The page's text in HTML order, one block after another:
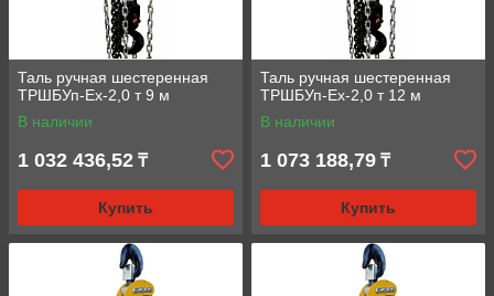
Таль ручная шестеренная
ТРШБУп-Ех-2,0 т 9 м
В наличии
1 032 436,52 ₸
Купить
Таль ручная шестеренная
ТРШБУп-Ех-2,0 т 12 м
В наличии
1 073 188,79 ₸
Купить